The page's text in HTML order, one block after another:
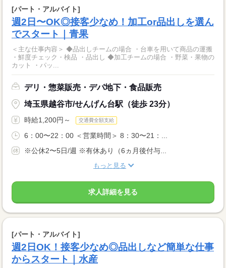
[パート・アルバイト]
週2日〜OK◎接客少なめ！加工or品出しを選ん
でスタート｜青果
＜主な仕事内容＞ ◆品出しチームの場合 ・台車を用いて商品の運搬
・鮮度チェック・検品 ・品出し ◆加工チームの場合 ・野菜・果物の
カット ・パッ...
デリ・惣菜販売・デパ地下・食品販売
埼玉県越谷市/せんげん台駅（徒歩 23分）
時給1,200円～ 交通費全額支給
6：00〜22：00 ＜営業時間＞ 8：30〜21：...
※公休2〜5日/週 ※有休あり（6ヵ月後付与...
もっと見る
求人詳細を見る
[パート・アルバイト]
週2日OK！接客少なめ◎品出しなど簡単な仕事
からスタート｜水産